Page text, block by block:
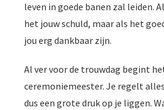
leven in goede banen zal leiden.
het jouw schuld, maar als het
jou erg dankbaar zijn.
Al ver voor de trouwdag begint
ceremoniemeester. Je regelt
dus een grote druk op je liggen.